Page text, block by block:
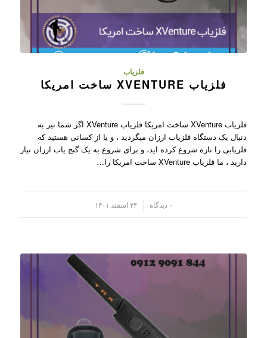
فلزیاب
فلزیاب XVENTURE ساخت امریکا
فلزیاب XVenture ساخت امریکا فلزیاب XVenture اگر شما نیز به
دنبال یک دستگاه فلزیاب ارزان میگردید ، و یا از کسانی هستید که
فلزیابی را تازه شروع کرده اید، و برای شروع به یک گنج یاب ارزان نیاز
دارید ، ما فلزیاب XVenture ساخت امریکا را…
۰ دیدگاه ۲۴ اسفند ۱۴۰۱